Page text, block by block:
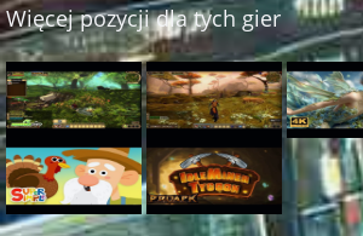
Więcej pozycji dla tych gier